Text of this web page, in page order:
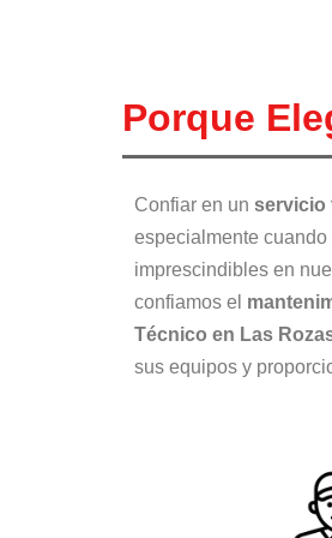
Porque
Confiar en un servicio
especialmente cuando
imprescindibles en
confiamos el
Técnico en Las
sus equipos y